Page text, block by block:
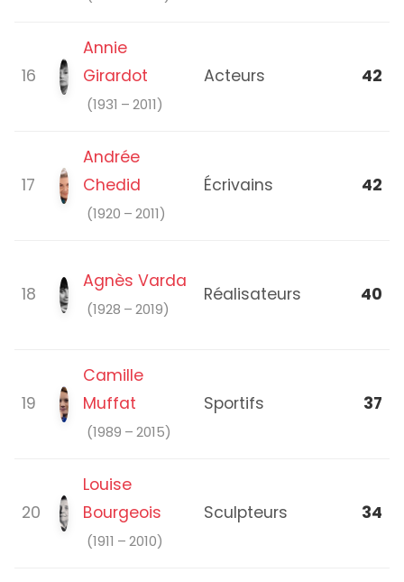
16
Annie
Girardot
(1931 – 2011)
Acteurs 42
17
Andrée
Chedid
(1920 – 2011)
Écrivains 42
18
Agnès Varda
(1928 – 2019)
Réalisateurs 40
19
Camille
Muffat
(1989 – 2015)
Sportifs 37
20
Louise
Bourgeois
(1911 – 2010)
Sculpteurs 34